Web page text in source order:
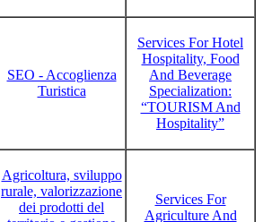
SEO - Accoglienza
Turistica
Services For Hotel
Hospitality, Food
And Beverage
Specialization:
“TOURISM And
Hospitality”
Agricoltura, sviluppo
rurale, valorizzazione
dei prodotti del
Services For
Agriculture And